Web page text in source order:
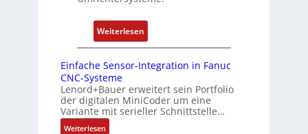
i
t
o
s
m
Weiterlesen:
D
h
g
e
Einfache Sensor-Integration in Fanuc
CNC-Systeme
Lenord+Bauer erweitert sein Portfolio
der digitalen MiniCoder um eine
Variante mit serieller Schnittstelle…
Weiterlesen: